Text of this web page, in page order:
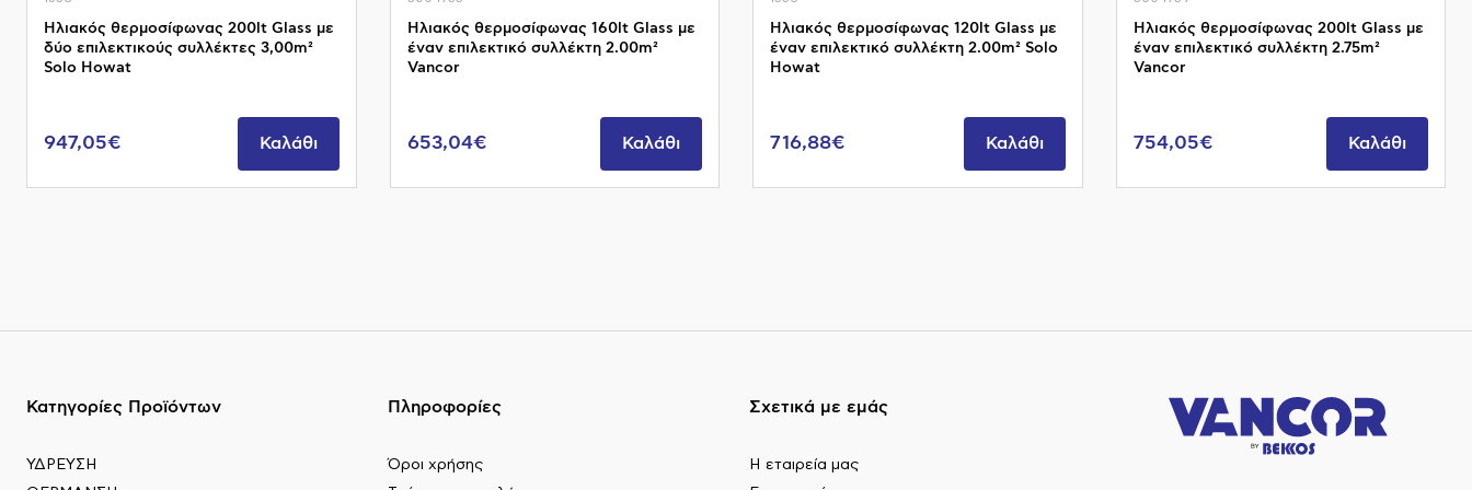
Ηλιακός θερμοσίφωνας 200lt Glass με
δύο επιλεκτικούς συλλέκτες 3,00m²
Solo Howat
947,05€ Καλάθι
Ηλιακός θερμοσίφωνας 160lt Glass με
έναν επιλεκτικό συλλέκτη 2.00m²
Vancor
653,04€ Καλάθι
Ηλιακός θερμοσίφωνας 120lt Glass με
έναν επιλεκτικό συλλέκτη 2.00m² Solo
Howat
716,88€ Καλάθι
Ηλιακός θερμοσίφωνας 200lt Glass με
έναν επιλεκτικό συλλέκτη 2.75m²
Vancor
754,05€ Καλάθι
Κατηγορίες Προϊόντων
ΥΔΡΕΥΣΗ
Πληροφορίες
Όροι χρήσης
Σχετικά με εμάς
Η εταιρεία μας